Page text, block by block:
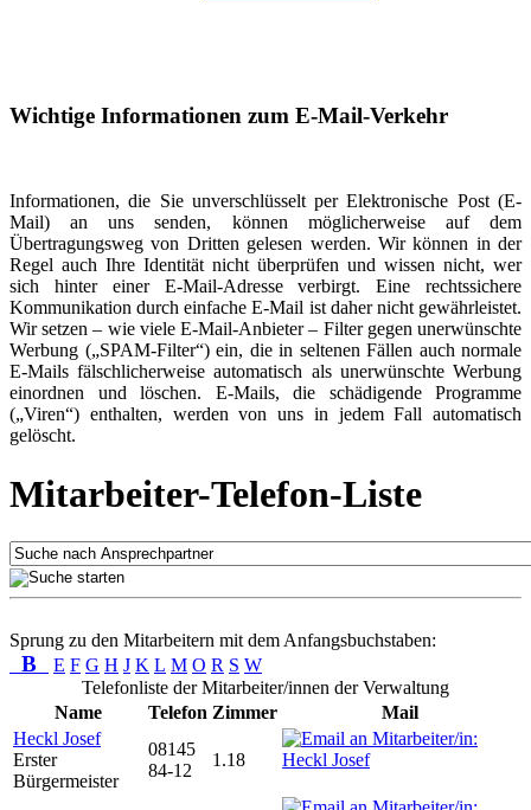
Wichtige Informationen zum E-Mail-Verkehr
Informationen, die Sie unverschlüsselt per Elektronische Post (E-
Mail) an uns senden, können möglicherweise auf dem
Übertragungsweg von Dritten gelesen werden. Wir können in der
Regel auch Ihre Identität nicht überprüfen und wissen nicht, wer
sich hinter einer E-Mail-Adresse verbirgt. Eine rechtssichere
Kommunikation durch einfache E-Mail ist daher nicht gewährleistet.
Wir setzen – wie viele E-Mail-Anbieter – Filter gegen unerwünschte
Werbung („SPAM-Filter“) ein, die in seltenen Fällen auch normale
E-Mails fälschlicherweise automatisch als unerwünschte Werbung
einordnen und löschen. E-Mails, die schädigende Programme
(„Viren“) enthalten, werden von uns in jedem Fall automatisch
gelöscht.
Mitarbeiter-Telefon-Liste
Sprung zu den Mitarbeitern mit dem Anfangsbuchstaben:
B E F G H J K L M O R S W
Telefonliste der Mitarbeiter/innen der Verwaltung
Name
Telefon Zimmer
Mail
Heckl Josef
Erster
Bürgermeister
08145
84-12
1.18